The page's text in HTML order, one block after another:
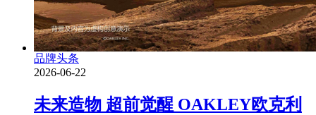
品牌头条
2026-06-22
未来造物 超前觉醒 OAKLEY欧克利